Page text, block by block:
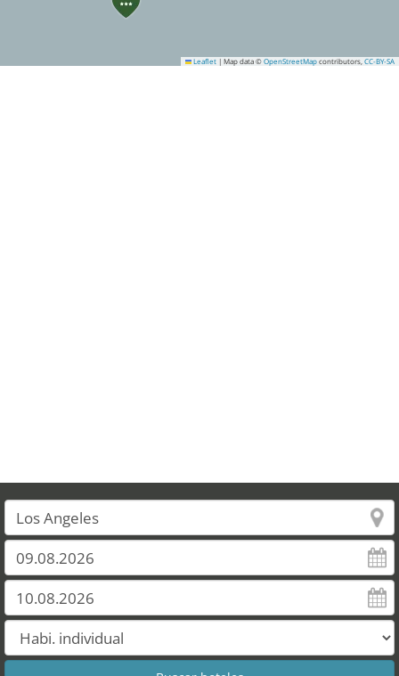
Leaflet | Map data © OpenStreetMap contributors, CC-BY-SA